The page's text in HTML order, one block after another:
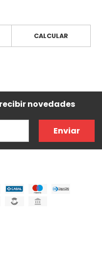
CALCULAR
novedades
Enviar